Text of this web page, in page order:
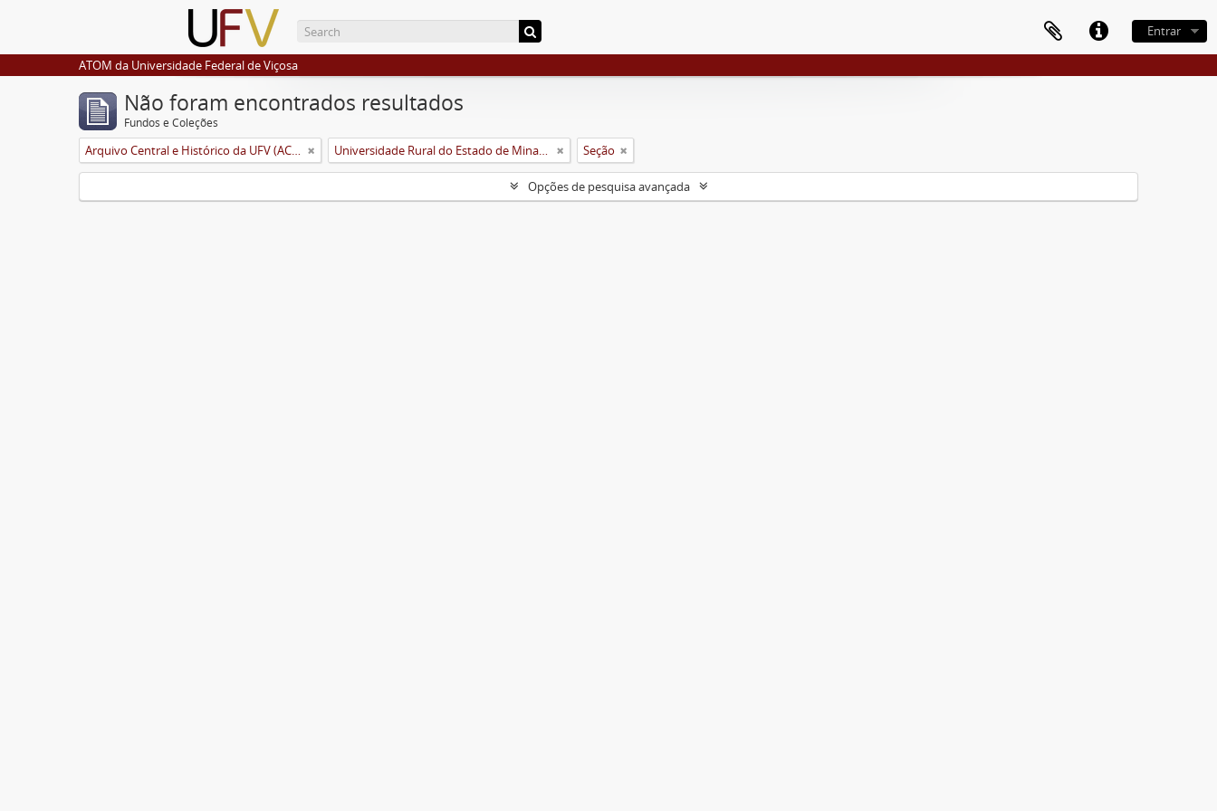
Entrar
ATOM da Universidade Federal de Viçosa
Não foram encontrados resultados
Fundos e Coleções
Arquivo Central e Histórico da UFV (ACH-UFV) Universidade Rural do Estado de Minas Gerais (Uremg) Seção
Opções de pesquisa avançada